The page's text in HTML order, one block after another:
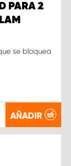
PARA 2
se bloquea
AÑADIR